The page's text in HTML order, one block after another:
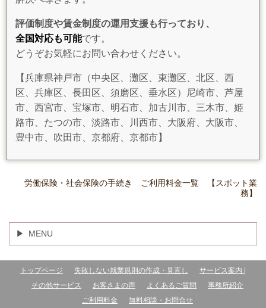
評価制度や賃金制度の運用支援も行っており、
全国対応も可能です。
どうぞお気軽にお問い合わせください。
【兵庫県神戸市（中央区、灘区、東灘区、北区、西
区、兵庫区、長田区、須磨区、垂水区）尼崎市、芦屋
市、西宮市、宝塚市、明石市、加古川市、三木市、姫
路市、たつの市、淡路市、川西市、大阪府、大阪市、
豊中市、吹田市、京都府、京都市】
労働保険・社会保険の手続き ご利用料金一覧 【スポット業
務】
MENU
トップページ 失敗しない就業規則の作成・見直し
サービス案内 |
その他サービス
お客さまの声 よくあるご質問
事務所紹介
ご利用料金
無料相談・お問合せ